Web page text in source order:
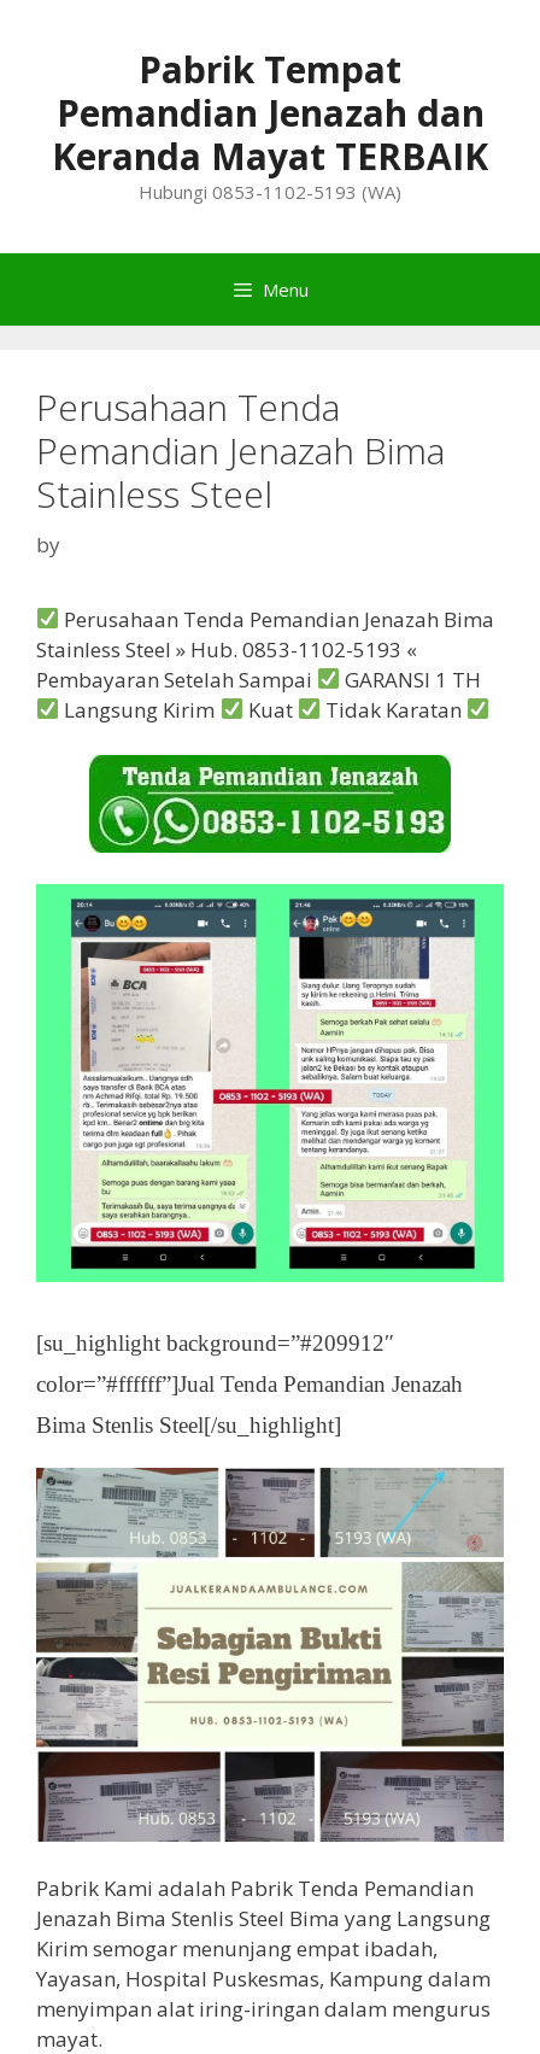
Pabrik Tempat
Pemandian Jenazah dan
Keranda Mayat TERBAIK
Hubungi 0853-1102-5193 (WA)
Menu
Perusahaan Tenda
Pemandian Jenazah Bima
Stainless Steel
by
Perusahaan Tenda Pemandian Jenazah Bima
Stainless Steel » Hub. 0853-1102-5193 «
Pembayaran Setelah Sampai
GARANSI 1 TH
Langsung Kirim
Kuat Tidak Karatan
[su_highlight background=”#209912″
color=”#ffffff”]Jual Tenda Pemandian Jenazah
Bima Stenlis Steel[/su_highlight]
Pabrik Kami adalah Pabrik Tenda Pemandian
Jenazah Bima Stenlis Steel Bima yang Langsung
Kirim semogar menunjang empat ibadah,
Yayasan, Hospital Puskesmas, Kampung dalam
menyimpan alat iring-iringan dalam mengurus
mayat.